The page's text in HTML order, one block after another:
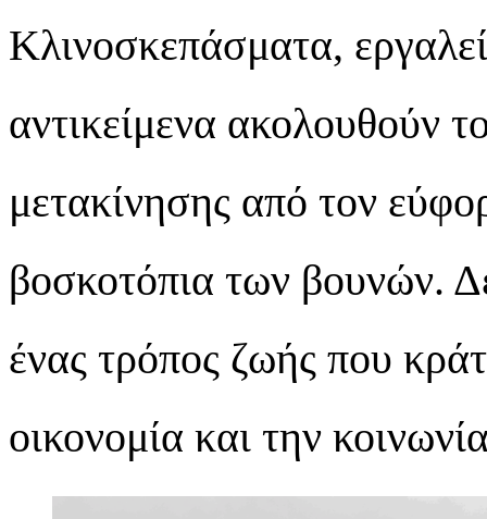
Κλινοσκεπάσματα,
αντικείμενα ακολουθούν
μετακίνησης από τον
βοσκοτόπια των βουνών.
ένας τρόπος ζωής που
οικονομία και την